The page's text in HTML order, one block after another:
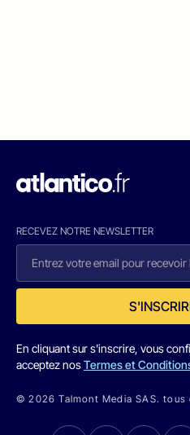
RECEVEZ NOTRE NEWSLETTER
En cliquant sur s'inscrire, vous
acceptez nosTermes et
© 2026 Talmont Media SAS. tous